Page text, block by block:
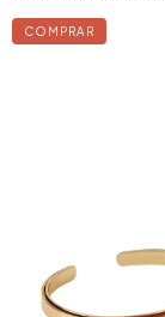
COMPRAR